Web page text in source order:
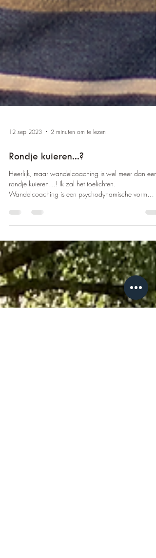
2 minuten om te lezen
Rondje kuieren...?
Heerlijk, maar wandelcoaching is wel meer dan een
rondje kuieren…! Ik zal het toelichten.
Wandelcoaching is een psychodynamische vorm
van...